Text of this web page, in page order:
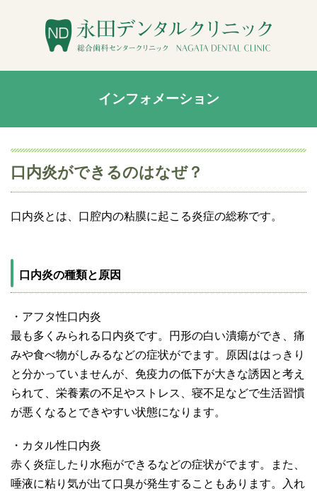
インフォメーション
口内炎ができるのはなぜ？
口内炎とは、口腔内の粘膜に起こる炎症の総称です。
口内炎の種類と原因
・アフタ性口内炎
最も多くみられる口内炎です。円形の白い潰瘍ができ、痛
みや食べ物がしみるなどの症状がでます。原因ははっきり
と分かっていませんが、免疫力の低下が大きな誘因と考え
られて、栄養素の不足やストレス、寝不足などで生活習慣
が悪くなるとできやすい状態になります。
・カタル性口内炎
赤く炎症したり水疱ができるなどの症状がでます。また、
唾液に粘り気が出て口臭が発生することもあります。入れ